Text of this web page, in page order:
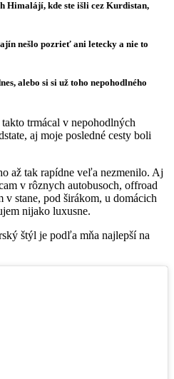
Himalájí, kde ste išli cez Kurdistan,
nešlo pozrieť ani letecky a nie to
alebo si si už toho nepohodlného
trmácal v nepohodlných
aj moje posledné cesty boli
až tak rapídne veľa nezmenilo. Aj
v rôznych autobusoch, offroad
v stane, pod širákom, u domácich
nijako luxusne.
štýl je podľa mňa najlepší na